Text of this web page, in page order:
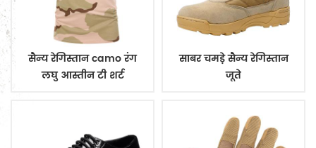
सैन्य रेगिस्तान camo रंग
लघु आस्तीन टी शर्ट
साबर चमड़े सैन्य रेगिस्तान
जूते